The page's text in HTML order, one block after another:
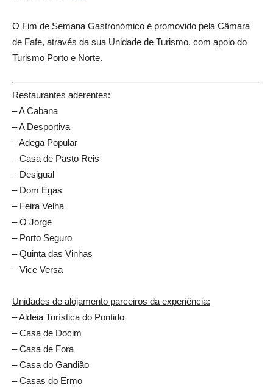
O Fim de Semana Gastronómico é promovido pela Câmara
de Fafe, através da sua Unidade de Turismo, com apoio do
Turismo Porto e Norte.
Restaurantes aderentes:
– A Cabana
– A Desportiva
– Adega Popular
– Casa de Pasto Reis
– Desigual
– Dom Egas
– Feira Velha
– Ó Jorge
– Porto Seguro
– Quinta das Vinhas
– Vice Versa
Unidades de alojamento parceiros da experiência:
– Aldeia Turística do Pontido
– Casa de Docim
– Casa de Fora
– Casa do Gandião
– Casas do Ermo